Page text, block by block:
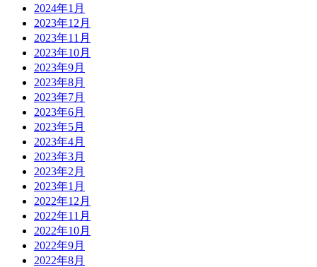
2024年1月
2023年12月
2023年11月
2023年10月
2023年9月
2023年8月
2023年7月
2023年6月
2023年5月
2023年4月
2023年3月
2023年2月
2023年1月
2022年12月
2022年11月
2022年10月
2022年9月
2022年8月